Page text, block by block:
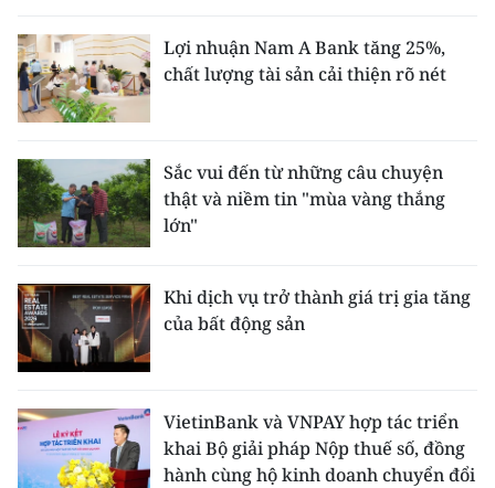
Lợi nhuận Nam A Bank tăng 25%,
chất lượng tài sản cải thiện rõ nét
Sắc vui đến từ những câu chuyện
thật và niềm tin "mùa vàng thắng
lớn"
Khi dịch vụ trở thành giá trị gia tăng
của bất động sản
VietinBank và VNPAY hợp tác triển
khai Bộ giải pháp Nộp thuế số, đồng
hành cùng hộ kinh doanh chuyển đổi